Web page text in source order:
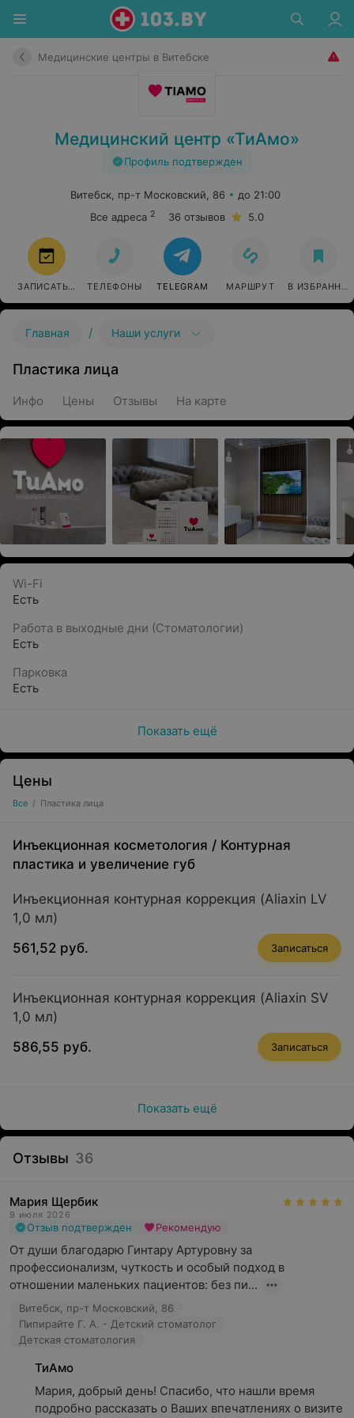
Медицинские центры в Витебске
Медицинский центр «ТиАмо»
Профиль подтвержден
Витебск, пр-т Московский, 86
до 21:00
Все адреса 2 36 отзывов 5.0
ЗАПИСАТЬСЯ ТЕЛЕФОНЫ TELEGRAM МАРШРУТ В ИЗБРАННОЕ
Главная / Наши услуги
Пластика лица
Инфо Цены Отзывы На карте
Wi-Fi
Есть
Работа в выходные дни (Стоматологии)
Есть
Парковка
Есть
Показать ещё
Цены
Все / Пластика лица
Инъекционная косметология / Контурная
пластика и увеличение губ
Инъекционная контурная коррекция (Aliaxin LV
1,0 мл)
561,52 руб.
Записаться
Инъекционная контурная коррекция (Aliaxin SV
1,0 мл)
586,55 руб.
Записаться
Показать ещё
Отзывы 36
Мария Щербик
9 июля 2026
Отзыв подтвержден Рекомендую
От души благодарю Гинтару Артуровну за
профессионализм, чуткость и особый подход в
отношении маленьких пациентов: без пи...
Витебск, пр-т Московский, 86
Пипирайте Г. А. - Детский стоматолог
Детская стоматология
ТиАмо
Мария, добрый день! Спасибо, что нашли время
подробно рассказать о Ваших впечатлениях о визите